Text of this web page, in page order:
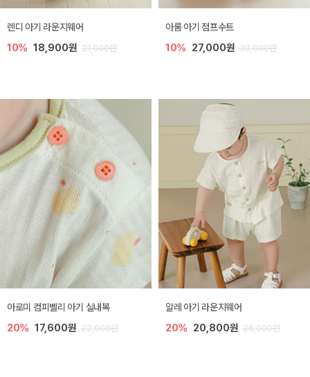
렌디 아기 라운지웨어
10% 18,900원 21,000원
아롬 아기 점프수트
10% 27,000원 30,000원
아로미 컴피벨리 아기 실내복
20% 17,600원 22,000원
알레 아기 라운지웨어
20% 20,800원 26,000원